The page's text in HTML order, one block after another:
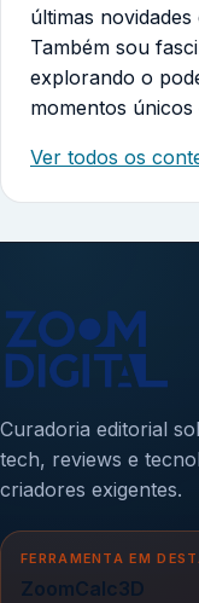
últimas
Também sou
explorando o
momentos
Ver todos os
Curadoria editorial
tech, reviews e
criadores exigentes.
FERRAMENTA EM
ZoomCalc3D